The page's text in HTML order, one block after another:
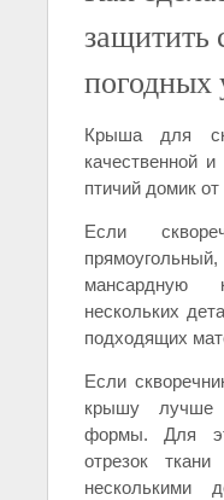
защитить
погодных
Крыша для
качественной
птичий домик
Если
мансардную
нескольких
подходящих
Если
крышу лучше
формы. Для
отрезок
несколькими